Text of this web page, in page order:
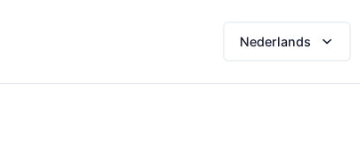
Nederlands